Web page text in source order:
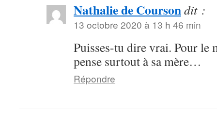
Nathalie de Coursondit :
13 octobre 2020 à 13 h 46 min
Puisses-tu dire vrai. Pour le
pense surtout à sa mère…
Répondre